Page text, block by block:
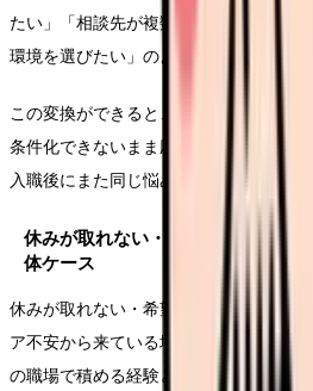
たい」「相談先が複数ある職場で働き
環境を選びたい」のように、条件へ変換
この変換ができると、求人を見る時の精
条件化できないまま応募すると、給与や
入職後にまた同じ悩みが再燃することが
休みが取れない・希望休が通らな
体ケース
休みが取れない・希望休が通らなくて
ア不安から来ている場合は、看護師を
の職場で積める経験と、次に伸ばした